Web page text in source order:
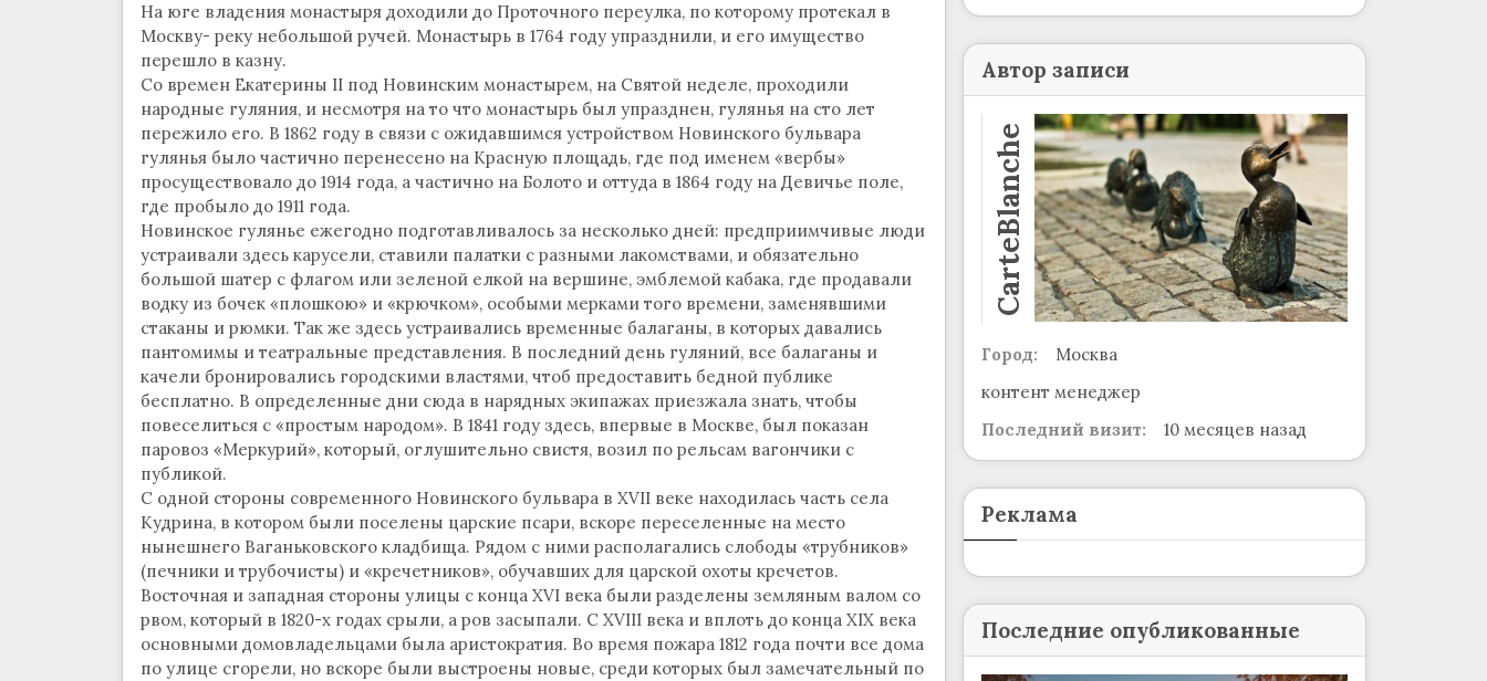
На юге владения монастыря доходили до Проточного переулка, по которому протекал в
Москву- реку небольшой ручей. Монастырь в 1764 году упразднили, и его имущество
перешло в казну.
Со времен Екатерины II под Новинским монастырем, на Святой неделе, проходили
народные гуляния, и несмотря на то что монастырь был упразднен, гулянья на сто лет
пережило его. В 1862 году в связи с ожидавшимся устройством Новинского бульвара
гулянья было частично перенесено на Красную площадь, где под именем «вербы»
просуществовало до 1914 года, а частично на Болото и оттуда в 1864 году на Девичье поле,
где пробыло до 1911 года.
Новинское гулянье ежегодно подготавливалось за несколько дней: предприимчивые люди
устраивали здесь карусели, ставили палатки с разными лакомствами, и обязательно
большой шатер с флагом или зеленой елкой на вершине, эмблемой кабака, где продавали
водку из бочек «плошкою» и «крючком», особыми мерками того времени, заменявшими
стаканы и рюмки. Так же здесь устраивались временные балаганы, в которых давались
пантомимы и театральные представления. В последний день гуляний, все балаганы и
качели бронировались городскими властями, чтоб предоставить бедной публике
бесплатно. В определенные дни сюда в нарядных экипажах приезжала знать, чтобы
повеселиться с «простым народом». В 1841 году здесь, впервые в Москве, был показан
паровоз «Меркурий», который, оглушительно свистя, возил по рельсам вагончики с
публикой.
С одной стороны современного Новинского бульвара в XVII веке находилась часть села
Кудрина, в котором были поселены царские псари, вскоре переселенные на место
нынешнего Ваганьковского кладбища. Рядом с ними располагались слободы «трубников»
(печники и трубочисты) и «кречетников», обучавших для царской охоты кречетов.
Восточная и западная стороны улицы с конца XVI века были разделены земляным валом со
рвом, который в 1820-х годах срыли, а ров засыпали. С XVIII века и вплоть до конца XIX века
основными домовладельцами была аристократия. Во время пожара 1812 года почти все дома
по улице сгорели, но вскоре были выстроены новые, среди которых был замечательный по
Автор записи
CarteBlanche
Город:
Москва
контент менеджер
Последний визит:
10 месяцев назад
Реклама
Последние опубликованные